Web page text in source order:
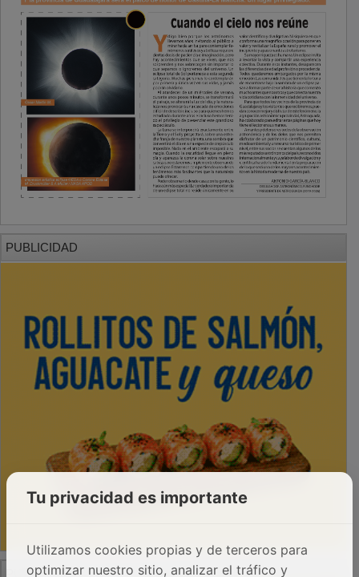
PUBLICIDAD
PUBLICIDAD
Tu privacidad es importante
Utilizamos cookies propias y de terceros para
optimizar nuestro sitio, analizar el tráfico y